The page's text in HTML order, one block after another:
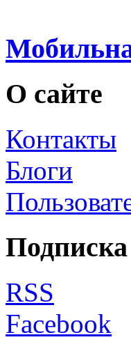
О сайте
Контакты
Блоги
Подписка
RSS
Facebook